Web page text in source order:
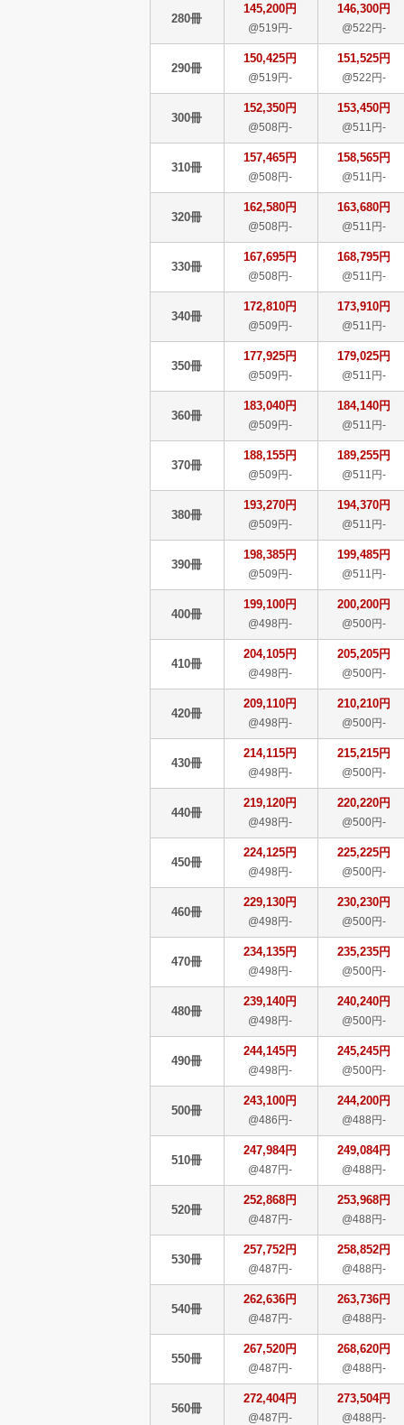
280冊
145,200円
@519円-
146,300円
@522円-
290冊
150,425円
@519円-
151,525円
@522円-
300冊
152,350円
@508円-
153,450円
@511円-
310冊
157,465円
@508円-
158,565円
@511円-
320冊
162,580円
@508円-
163,680円
@511円-
330冊
167,695円
@508円-
168,795円
@511円-
340冊
172,810円
@509円-
173,910円
@511円-
350冊
177,925円
@509円-
179,025円
@511円-
360冊
183,040円
@509円-
184,140円
@511円-
370冊
188,155円
@509円-
189,255円
@511円-
380冊
193,270円
@509円-
194,370円
@511円-
390冊
198,385円
@509円-
199,485円
@511円-
400冊
199,100円
@498円-
200,200円
@500円-
410冊
204,105円
@498円-
205,205円
@500円-
420冊
209,110円
@498円-
210,210円
@500円-
430冊
214,115円
@498円-
215,215円
@500円-
440冊
219,120円
@498円-
220,220円
@500円-
450冊
224,125円
@498円-
225,225円
@500円-
460冊
229,130円
@498円-
230,230円
@500円-
470冊
234,135円
@498円-
235,235円
@500円-
480冊
239,140円
@498円-
240,240円
@500円-
490冊
244,145円
@498円-
245,245円
@500円-
500冊
243,100円
@486円-
244,200円
@488円-
510冊
247,984円
@487円-
249,084円
@488円-
520冊
252,868円
@487円-
253,968円
@488円-
530冊
257,752円
@487円-
258,852円
@488円-
540冊
262,636円
@487円-
263,736円
@488円-
550冊
267,520円
@487円-
268,620円
@488円-
560冊
272,404円
@487円-
273,504円
@488円-